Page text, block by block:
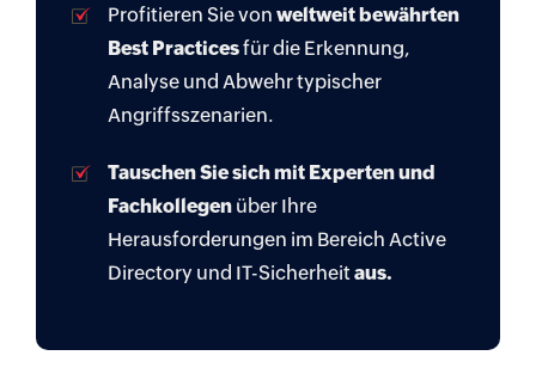
Profitieren Sie von weltweit bewährten
Best Practicesfür die Erkennung,
Analyse und Abwehr typischer
Angriffsszenarien.
Tauschen Sie sich mit Experten und
Fachkollegen über Ihre
Herausforderungen im Bereich Active
Directory und IT-Sicherheitaus.